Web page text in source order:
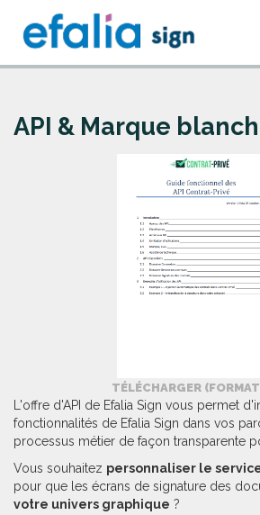
API & Marque
TÉLÉCHARGER
L'offre d'API de Efalia Sign vous permet
fonctionnalités de Efalia Sign dans vos
processus métier de façon transparente
Vous souhaitez personnaliser le
pour que les écrans de signature des
votre univers graphique ?